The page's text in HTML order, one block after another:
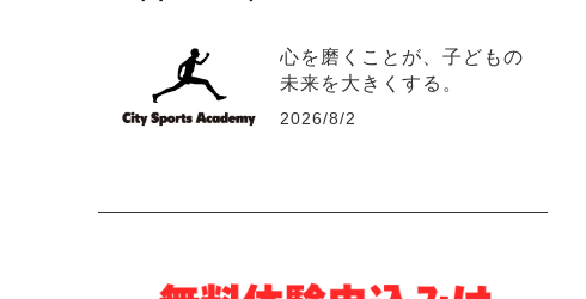
心を磨くことが、子どもの
未来を大きくする。
2026/8/2